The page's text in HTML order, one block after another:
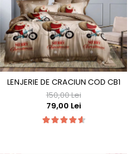
LENJERIE DE CRACIUN COD CB1
150,00 Lei
79,00 Lei